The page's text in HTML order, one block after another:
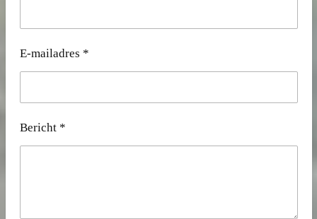
E-mailadres *
Bericht *